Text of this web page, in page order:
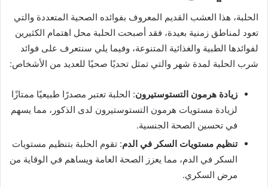
الحلبة، هذا العشب القديم المعروف بفوائده الصحية المتعددة والتي
تعود لمناطق زمنية بعيدة، فقد أصبحت الحلبة محل اهتمام الكثيرين
لفوائدها الطبية والغذائية المتنوعة، وفيما يلي سنتعرف على فوائد
شرب الحلبة لمدة شهر والتي تمثل تحديًا صحيًا للعديد من الأشخاص:
زيادة هرمون التستوستيرون: الحلبة تعتبر مصدرًا طبيعيًا ممتازًا
لزيادة مستويات هرمون التستوستيرون لدى الذكور، مما يسهم
في تحسين الصحة الجنسية.
تنظيم مستويات السكر في الدم: تقوم الحلبة بتنظيم مستويات
السكر في الدم، مما يعزز الصحة العامة ويساهم في الوقاية من
مرض السكري.